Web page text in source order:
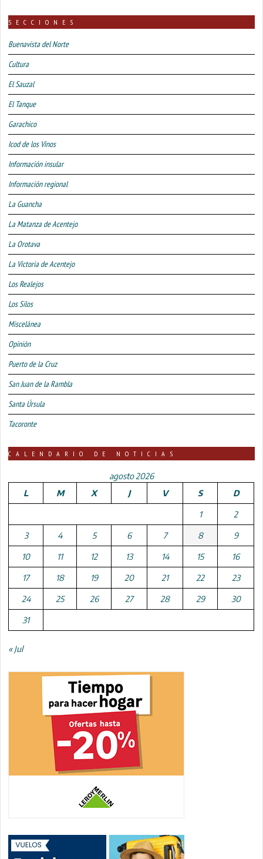
SECCIONES
Buenavista del Norte
Cultura
El Sauzal
El Tanque
Garachico
Icod de los Vinos
Información insular
Información regional
La Guancha
La Matanza de Acentejo
La Orotava
La Victoria de Acentejo
Los Realejos
Los Silos
Miscelánea
Opinión
Puerto de la Cruz
San Juan de la Rambla
Santa Úrsula
Tacoronte
CALENDARIO DE NOTICIAS
agosto 2026
L
M X J V S D
1 2
3 4 5 6 7 8 9
10 11 12 13 14 15 16
17 18 19 20 21 22 23
24 25 26 27 28 29 30
31
« Jul